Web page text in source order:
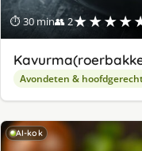
⏱ 30 min👥 2
Avondeten &
AI-kok